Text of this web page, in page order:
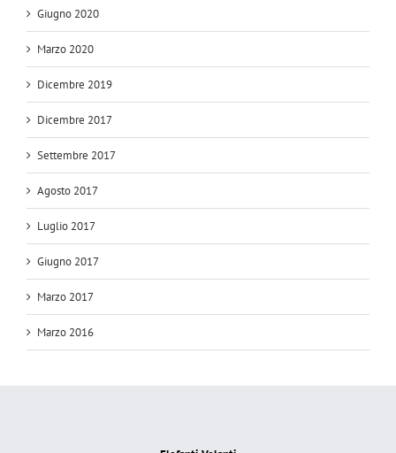
Giugno 2020
Marzo 2020
Dicembre 2019
Dicembre 2017
Settembre 2017
Agosto 2017
Luglio 2017
Giugno 2017
Marzo 2017
Marzo 2016